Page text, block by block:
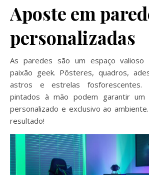
Aposte em
personalizadas
As paredes são um espaço valioso
paixão geek. Pôsteres, quadros,
astros e estrelas fosforescentes.
pintados à mão podem garantir um
personalizado e exclusivo ao
resultado!